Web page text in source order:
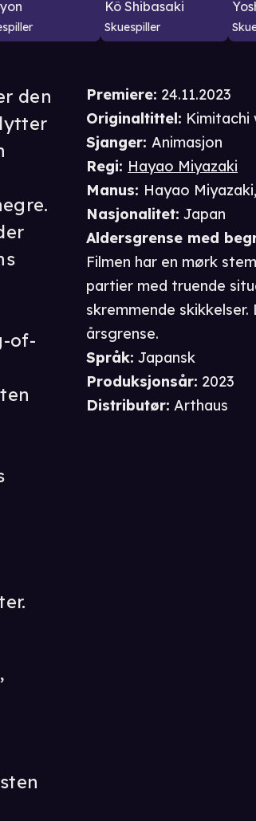
Kô Shibasaki
Skuespiller
Premiere: 24.11.2023
Originaltittel: Kimitachi
Sjanger:Animasjon
Regi: Hayao Miyazaki
Manus: Hayao Miyazaki,
Nasjonalitet: Japan
Aldersgrense med
Filmen har en mørk
partier med truende
skremmende
årsgrense.
Språk: Japansk
Produksjonsår: 2023
Distributør: Arthaus
den
of-